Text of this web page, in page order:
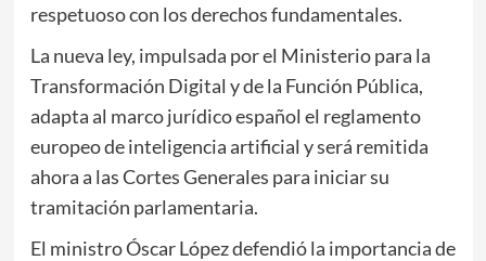
respetuoso con los derechos fundamentales.
La nueva ley, impulsada por el Ministerio para la
Transformación Digital y de la Función Pública,
adapta al marco jurídico español el reglamento
europeo de inteligencia artificial y será remitida
ahora a las Cortes Generales para iniciar su
tramitación parlamentaria.
El ministroÓscar Lópezdefendió la importancia de